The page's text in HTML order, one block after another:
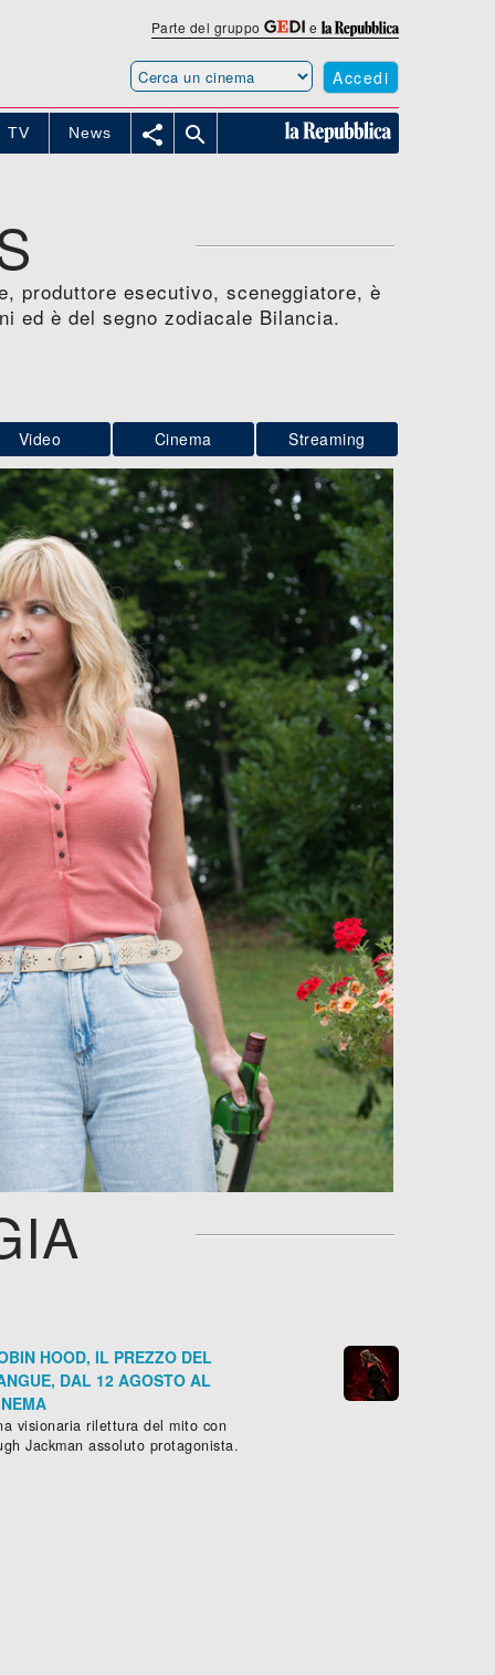
Parte del gruppo e
Accedi
TV News  
produttore esecutivo, sceneggiatore, è
ed è del segno zodiacale Bilancia.
Video Cinema Streaming
HOOD, IL PREZZO DEL
DAL 12 AGOSTO AL
visionaria rilettura del mito con
Jackman assoluto protagonista.